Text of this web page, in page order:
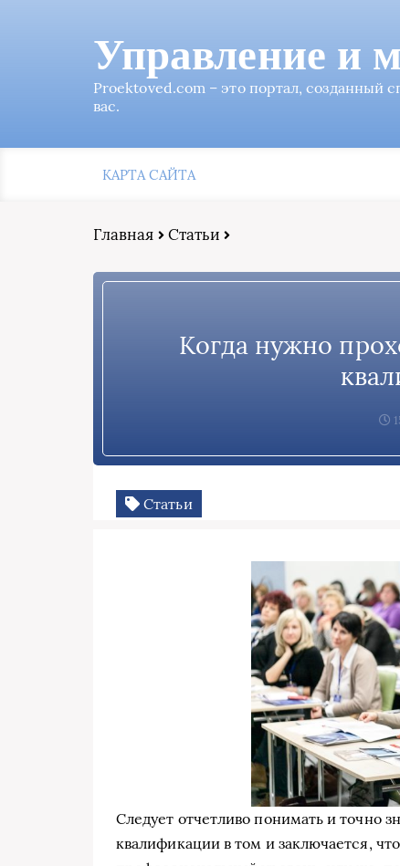
Управление и
Proektoved.com – это портал, созданный
вас.
КАРТА САЙТА
Главная Статьи
Когда нужно
Статьи
Следует отчетливо понимать и точно
квалификации в том и заключается,